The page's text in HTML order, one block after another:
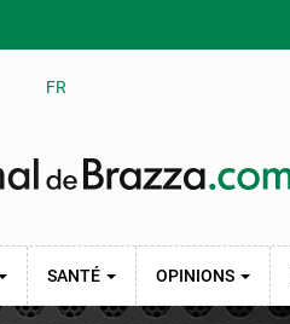
FR
SANTÉ OPINIONS